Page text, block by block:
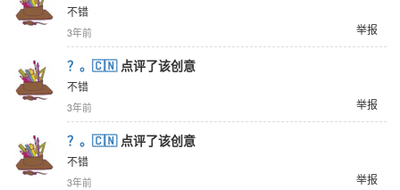
不错
举报
3年前
？。🇨🇳点评了该创意
不错
举报
3年前
？。🇨🇳点评了该创意
不错
举报
3年前